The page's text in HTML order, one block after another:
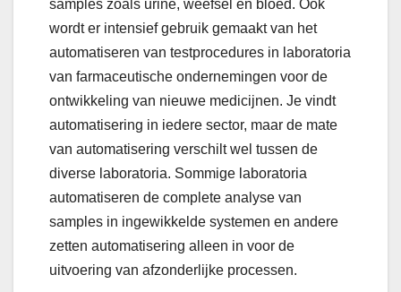
samples zoals urine, weefsel en bloed. Ook
wordt er intensief gebruik gemaakt van het
automatiseren van testprocedures in laboratoria
van farmaceutische ondernemingen voor de
ontwikkeling van nieuwe medicijnen. Je vindt
automatisering in iedere sector, maar de mate
van automatisering verschilt wel tussen de
diverse laboratoria. Sommige laboratoria
automatiseren de complete analyse van
samples in ingewikkelde systemen en andere
zetten automatisering alleen in voor de
uitvoering van afzonderlijke processen.